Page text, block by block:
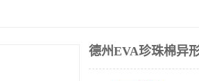
德州EVA珍珠棉异